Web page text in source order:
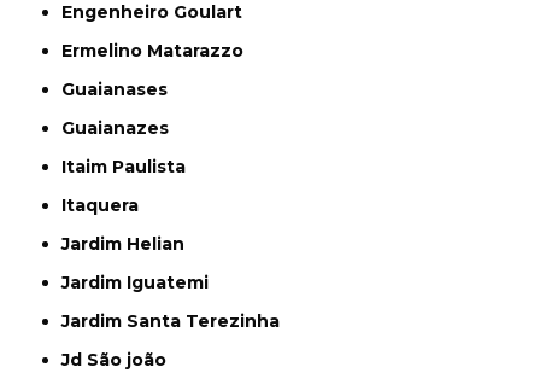
Engenheiro Goulart
Ermelino Matarazzo
Guaianases
Guaianazes
Itaim Paulista
Itaquera
Jardim Helian
Jardim Iguatemi
Jardim Santa Terezinha
Jd São joão